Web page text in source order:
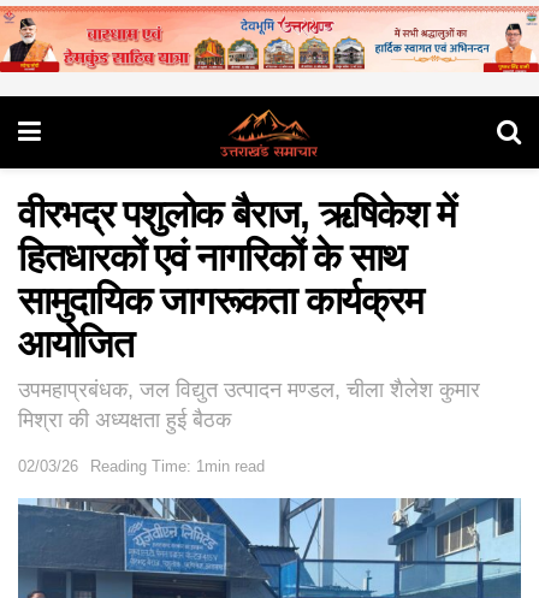
वीरभद्र पशुलोक बैराज, ऋषिकेश में
हितधारकों एवं नागरिकों के साथ
सामुदायिक जागरूकता कार्यक्रम
आयोजित
उपमहाप्रबंधक, जल विद्युत उत्पादन मण्डल, चीला शैलेश कुमार
मिश्रा की अध्यक्षता हुई बैठक
02/03/26 Reading Time: 1min read